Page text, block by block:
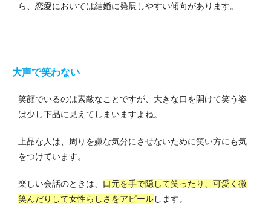
ら、恋愛においては結婚に発展しやすい傾向があります。
大声で笑わない
笑顔でいるのは素敵なことですが、大きな口を開けて笑う姿
は少し下品に見えてしまいますよね。
上品な人は、周りを嫌な気分にさせないために笑い方にも気
をつけています。
楽しい会話のときは、 口元を手で隠して笑ったり、可愛く微
笑んだりして女性らしさをアピールします。